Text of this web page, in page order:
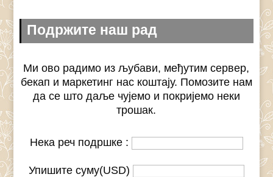
Подржите наш рад
Ми ово радимо из љубави, међутим сервер,
бекап и маркетинг нас коштају. Помозите нам
да се што даље чујемо и покријемо неки
трошак.
Нека реч подршке :
Упишите суму(USD)